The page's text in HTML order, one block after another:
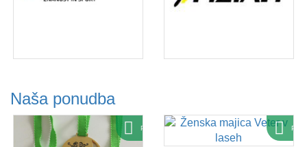
Naša ponudba
Ponudba